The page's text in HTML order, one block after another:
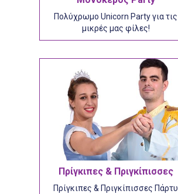
Πολύχρωμο Unicorn Party για τις
μικρές μας φίλες!
Πρίγκιπες & Πριγκίπισσες
Πρίγκιπες & Πριγκίπισσες Πάρτυ